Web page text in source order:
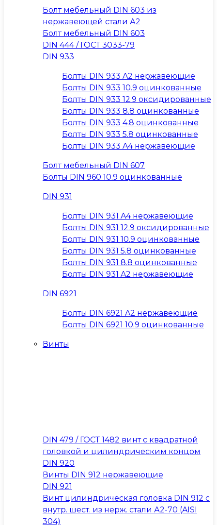
Болт мебельный DIN 603 из
нержавеющей стали А2
Болт мебельный DIN 603
DIN 444 / ГОСТ 3033-79
DIN 933
Болты DIN 933 A2 нержавеющие
Болты DIN 933 10.9 оцинкованные
Болты DIN 933 12.9 оксидированные
Болты DIN 933 8.8 оцинкованные
Болты DIN 933 4.8 оцинкованные
Болты DIN 933 5.8 оцинкованные
Болты DIN 933 A4 нержавеющие
Болт мебельный DIN 607
Болты DIN 960 10.9 оцинкованные
DIN 931
Болты DIN 931 A4 нержавеющие
Болты DIN 931 12.9 оксидированные
Болты DIN 931 10.9 оцинкованные
Болты DIN 931 5.8 оцинкованные
Болты DIN 931 8.8 оцинкованные
Болты DIN 931 A2 нержавеющие
DIN 6921
Болты DIN 6921 A2 нержавеющие
Болты DIN 6921 10.9 оцинкованные
Винты
DIN 479 / ГОСТ 1482 винт с квадратной
головкой и цилиндрическим концом
DIN 920
Винты DIN 912 нержавеющие
DIN 921
Винт цилиндрическая головка DIN 912 с
внутр. шест. из нерж. стали А2-70 (AISI
304)